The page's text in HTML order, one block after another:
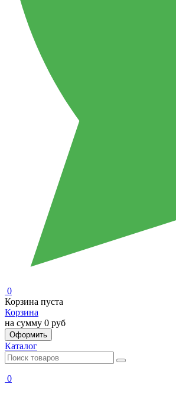
0
Корзина пуста
Корзина
на сумму 0 руб
Оформить
Каталог
0